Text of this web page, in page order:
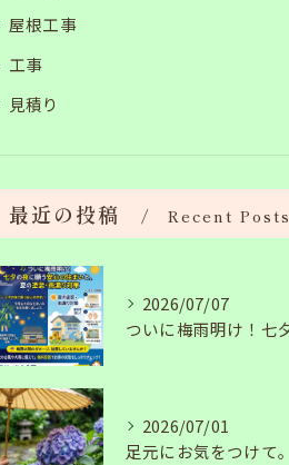
屋根工事
工事
見積り
最近の投稿 Recent Posts
2026/07/07
2026/07/01